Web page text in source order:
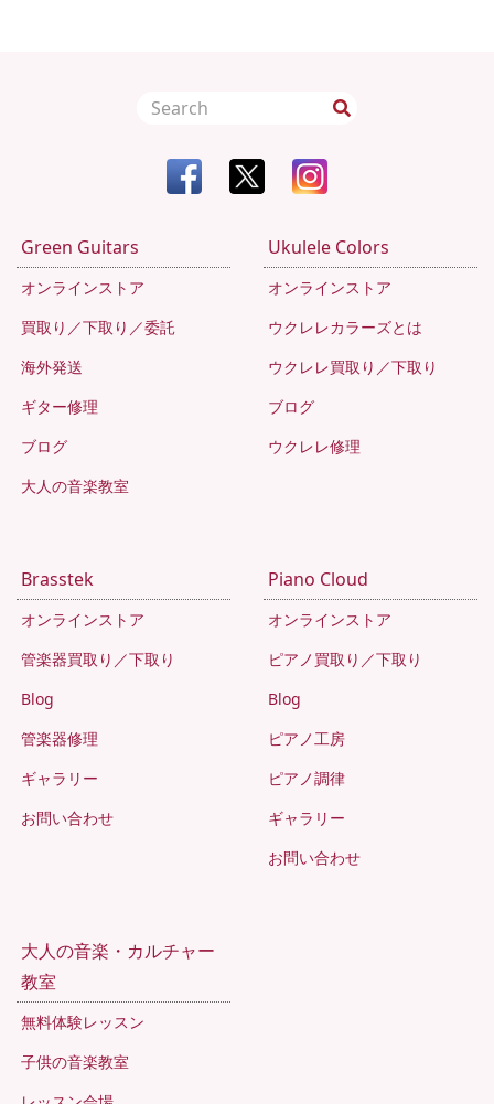
Green Guitars
オンラインストア
買取り／下取り／委託
海外発送
ギター修理
ブログ
大人の音楽教室
Ukulele Colors
オンラインストア
ウクレレカラーズとは
ウクレレ買取り／下取り
ブログ
ウクレレ修理
Brasstek
オンラインストア
管楽器買取り／下取り
Blog
管楽器修理
ギャラリー
お問い合わせ
Piano Cloud
オンラインストア
ピアノ買取り／下取り
Blog
ピアノ工房
ピアノ調律
ギャラリー
お問い合わせ
大人の音楽・カルチャー
教室
無料体験レッスン
子供の音楽教室